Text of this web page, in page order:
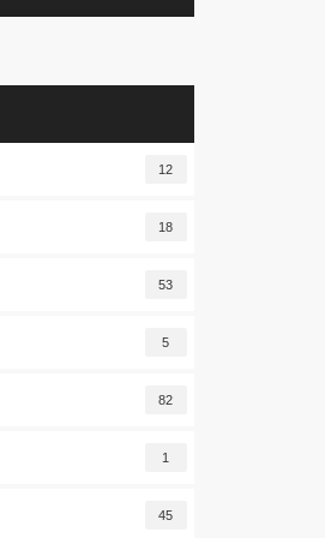
12
18
53
5
82
1
45